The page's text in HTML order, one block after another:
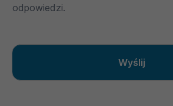
odpowiedzi.
Wyślij